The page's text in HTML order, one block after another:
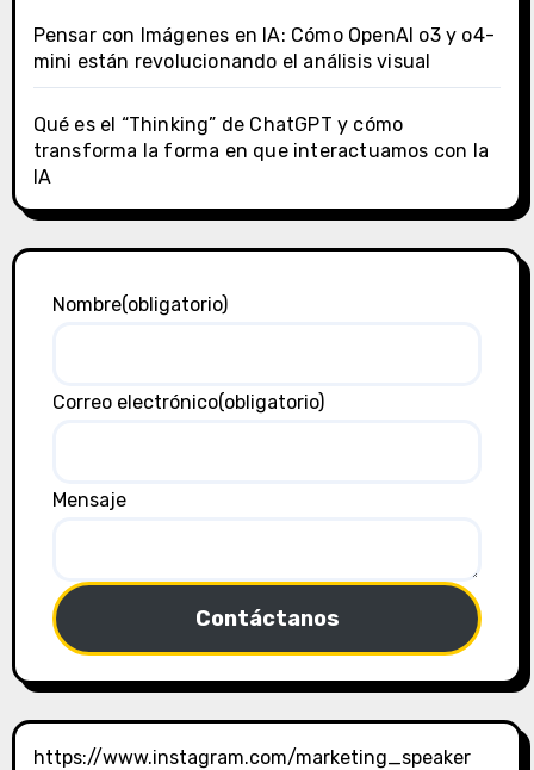
Pensar con Imágenes en IA: Cómo OpenAI o3 y o4-
mini están revolucionando el análisis visual
Qué es el “Thinking” de ChatGPT y cómo
transforma la forma en que interactuamos con la
IA
Nombre(obligatorio)
Correo electrónico(obligatorio)
Mensaje
Contáctanos
https://www.instagram.com/marketing_speaker